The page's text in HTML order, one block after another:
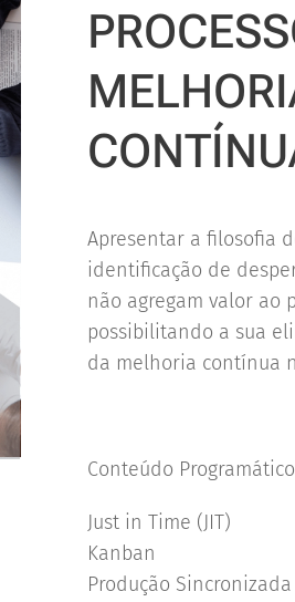
Apresentar a filosofia
identificação de
não agregam valor ao
possibilitando a sua
da melhoria contínua
Conteúdo Programático
Just in Time (JIT)
Kanban
Produção Sincronizada